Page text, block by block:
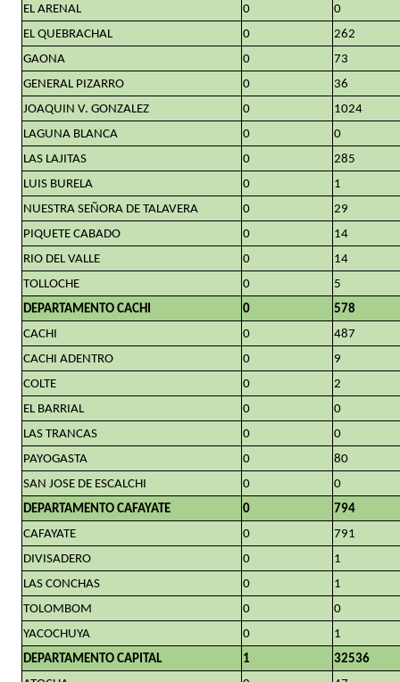
EL ARENAL
0
0
EL QUEBRACHAL
0
262
GAONA
0
73
GENERAL PIZARRO
0
36
JOAQUIN V. GONZALEZ
0
1024
LAGUNA BLANCA
0
0
LAS LAJITAS
0
285
LUIS BURELA
0
1
NUESTRA SEÑORA DE TALAVERA
0
29
PIQUETE CABADO
0
14
RIO DEL VALLE
0
14
TOLLOCHE
0
5
DEPARTAMENTO CACHI
0
578
CACHI
0
487
CACHI ADENTRO
0
9
COLTE
0
2
EL BARRIAL
0
0
LAS TRANCAS
0
0
PAYOGASTA
0
80
SAN JOSE DE ESCALCHI
0
0
DEPARTAMENTO CAFAYATE
0
794
CAFAYATE
0
791
DIVISADERO
0
1
LAS CONCHAS
0
1
TOLOMBOM
0
0
YACOCHUYA
0
1
DEPARTAMENTO CAPITAL
1
32536